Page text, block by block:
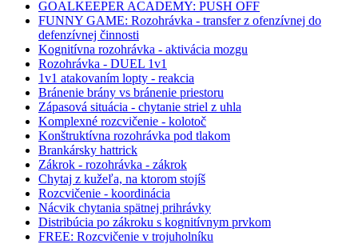
GOALKEEPER ACADEMY: PUSH OFF
FUNNY GAME: Rozohrávka - transfer z ofenzívnej do
defenzívnej činnosti
Kognitívna rozohrávka - aktivácia mozgu
Rozohrávka - DUEL 1v1
1v1 atakovaním lopty - reakcia
Bránenie brány vs bránenie priestoru
Zápasová situácia - chytanie striel z uhla
Komplexné rozcvičenie - kolotoč
Konštruktívna rozohrávka pod tlakom
Brankársky hattrick
Zákrok - rozohrávka - zákrok
Chytaj z kužeľa, na ktorom stojíš
Rozcvičenie - koordinácia
Nácvik chytania spätnej prihrávky
Distribúcia po zákroku s kognitívnym prvkom
FREE: Rozcvičenie v trojuholníku